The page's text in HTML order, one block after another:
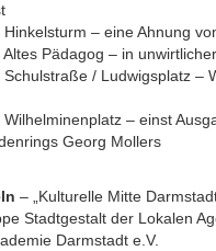
– eine Ahnung
Pädagog – in
Schulstraße / Ludwigsplatz –
– einst
Georg Mollers
– „Kulturelle Mitte
Stadtgestalt der Lokalen
Darmstadt e.V.